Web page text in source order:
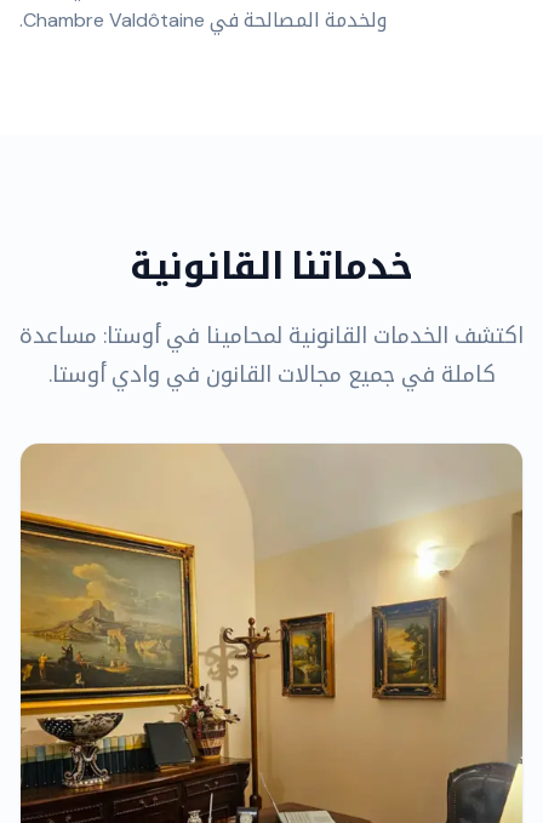
ولخدمة المصالحة في Chambre Valdôtaine.
خدماتنا القانونية
اكتشف الخدمات القانونية لمحامينا في أوستا: مساعدة
كاملة في جميع مجالات القانون في وادي أوستا.